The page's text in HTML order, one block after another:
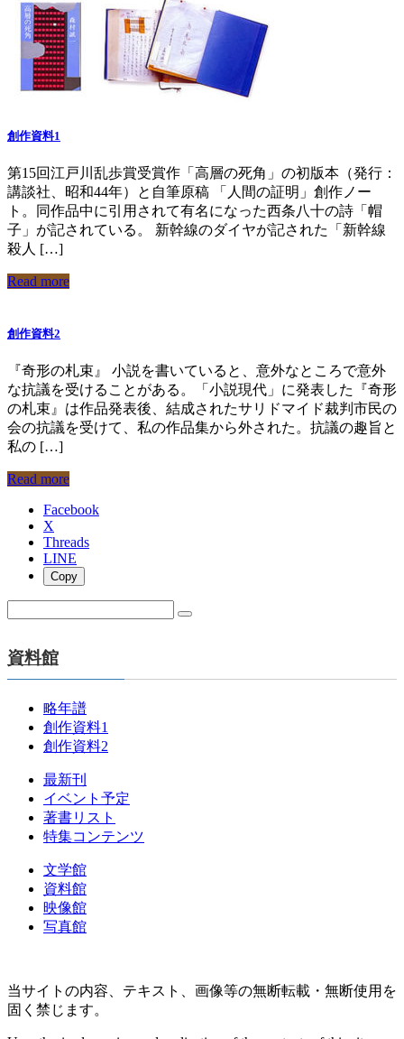
創作資料1
第15回江戸川乱歩賞受賞作「高層の死角」の初版本（発行：
講談社、昭和44年）と自筆原稿 「人間の証明」創作ノー
ト。同作品中に引用されて有名になった西条八十の詩「帽
子」が記されている。 新幹線のダイヤが記された「新幹線
殺人 […]
Read more
創作資料2
『奇形の札束』 小説を書いていると、意外なところで意外
な抗議を受けることがある。「小説現代」に発表した『奇形
の札束』は作品発表後、結成されたサリドマイド裁判市民の
会の抗議を受けて、私の作品集から外された。抗議の趣旨と
私の […]
Read more
Facebook
X
Threads
LINE
Copy
資料館
略年譜
創作資料1
創作資料2
最新刊
イベント予定
著書リスト
特集コンテンツ
文学館
資料館
映像館
写真館
当サイトの内容、テキスト、画像等の無断転載・無断使用を
固く禁じます。